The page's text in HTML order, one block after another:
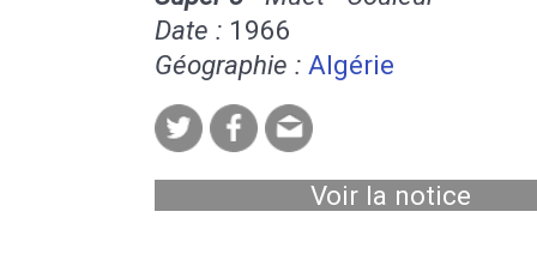
Date : 1966
Géographie : Algérie
Voir la notice